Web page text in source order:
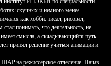
институт ИНЭКБИ по специальности
скучных и немного менее
как хобби: писал, рисовал,
понимать, что деятельность, не
имеет смысла, а складывающийся путь
принял решение учиться анимации и
на режиссерское отделение. Начав